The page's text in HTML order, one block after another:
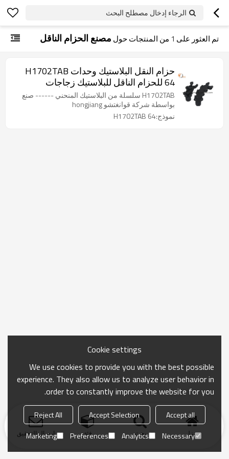
الرجاء إدخال مصطلح البحث
تم العثور على 1 من المنتجات حول مصنع الحزام الناقل
حزام النقل البلاستيك وحدات H1702TAB
64 للحزام الناقل للبلاستيك زجاجات
H1702TAB سلسلة من البلاستيك المنحني ------ صنع
بواسطة شركة قوانغتشو hongjiang
نموذج:H1702TAB 64
منزل بحث فئة ارسال التحقيق
Cookie settings
We use cookies to provide you with the best possible
experience. They also allow us to analyze user behavior in
order to constantly improve the website for you.
Accept all
Accept Selection
Reject All
Necessary
Analytics
Preferences
Marketing